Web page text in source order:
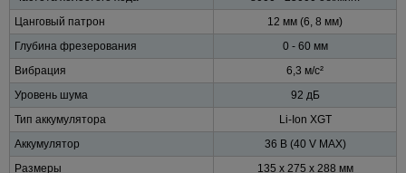
Цанговый патрон
12 мм (6, 8 мм)
Глубина фрезерования
0 - 60 мм
Вибрация
6,3 м/с²
Уровень шума
92 дБ
Тип аккумулятора
Li-Ion XGT
Аккумулятор
36 В (40 V MAX)
Размеры
135 x 275 x 288 мм